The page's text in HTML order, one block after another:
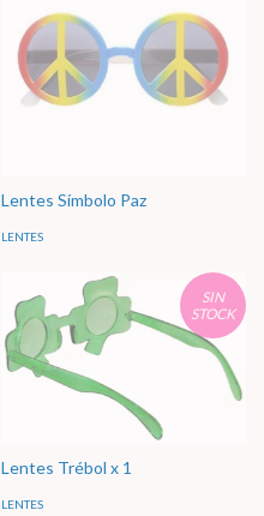
Lentes Símbolo Paz
LENTES
SIN
STOCK
Lentes Trébol x 1
LENTES